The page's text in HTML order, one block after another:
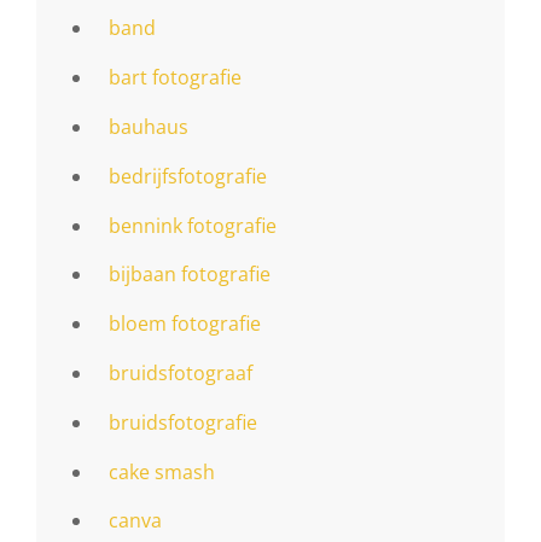
band
bart fotografie
bauhaus
bedrijfsfotografie
bennink fotografie
bijbaan fotografie
bloem fotografie
bruidsfotograaf
bruidsfotografie
cake smash
canva